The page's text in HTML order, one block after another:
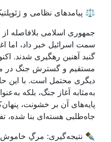
⚖ پیامدهای نظامی و
جمهوری اسلامی بلافاصله
سمت اسرائیل خبر داد، اما
گنبد آهنین رهگیری شدند.
مستقیم و گسترش جنگ در
دیگری محتمل است. با این
به‌مثابه آغاز جنگ، بلکه
پایه‌های آن بر خشونت،
جاه‌طلبی هسته‌ای بنا شده،
✒ نتیجه‌گیری: مرگِ